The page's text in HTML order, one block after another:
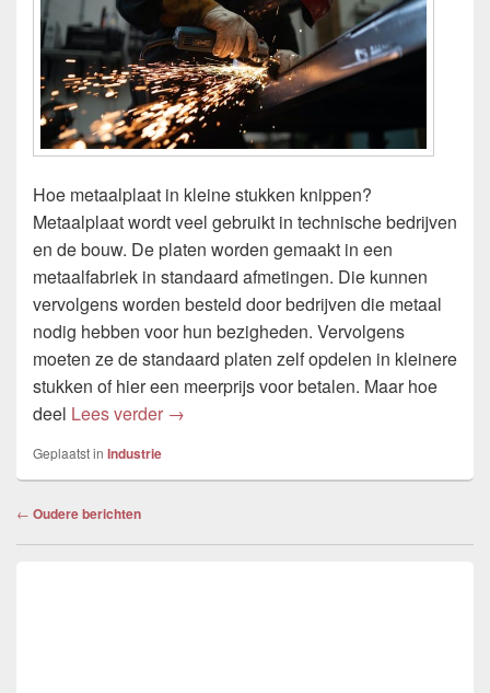
Hoe metaalplaat in kleine stukken knippen?
Metaalplaat wordt veel gebruikt in technische bedrijven
en de bouw. De platen worden gemaakt in een
metaalfabriek in standaard afmetingen. Die kunnen
vervolgens worden besteld door bedrijven die metaal
nodig hebben voor hun bezigheden. Vervolgens
moeten ze de standaard platen zelf opdelen in kleinere
stukken of hier een meerprijs voor betalen. Maar hoe
deel Lees verder Alles over het knippen van metaal
→
Geplaatst in Industrie
Bericht
← Oudere berichten